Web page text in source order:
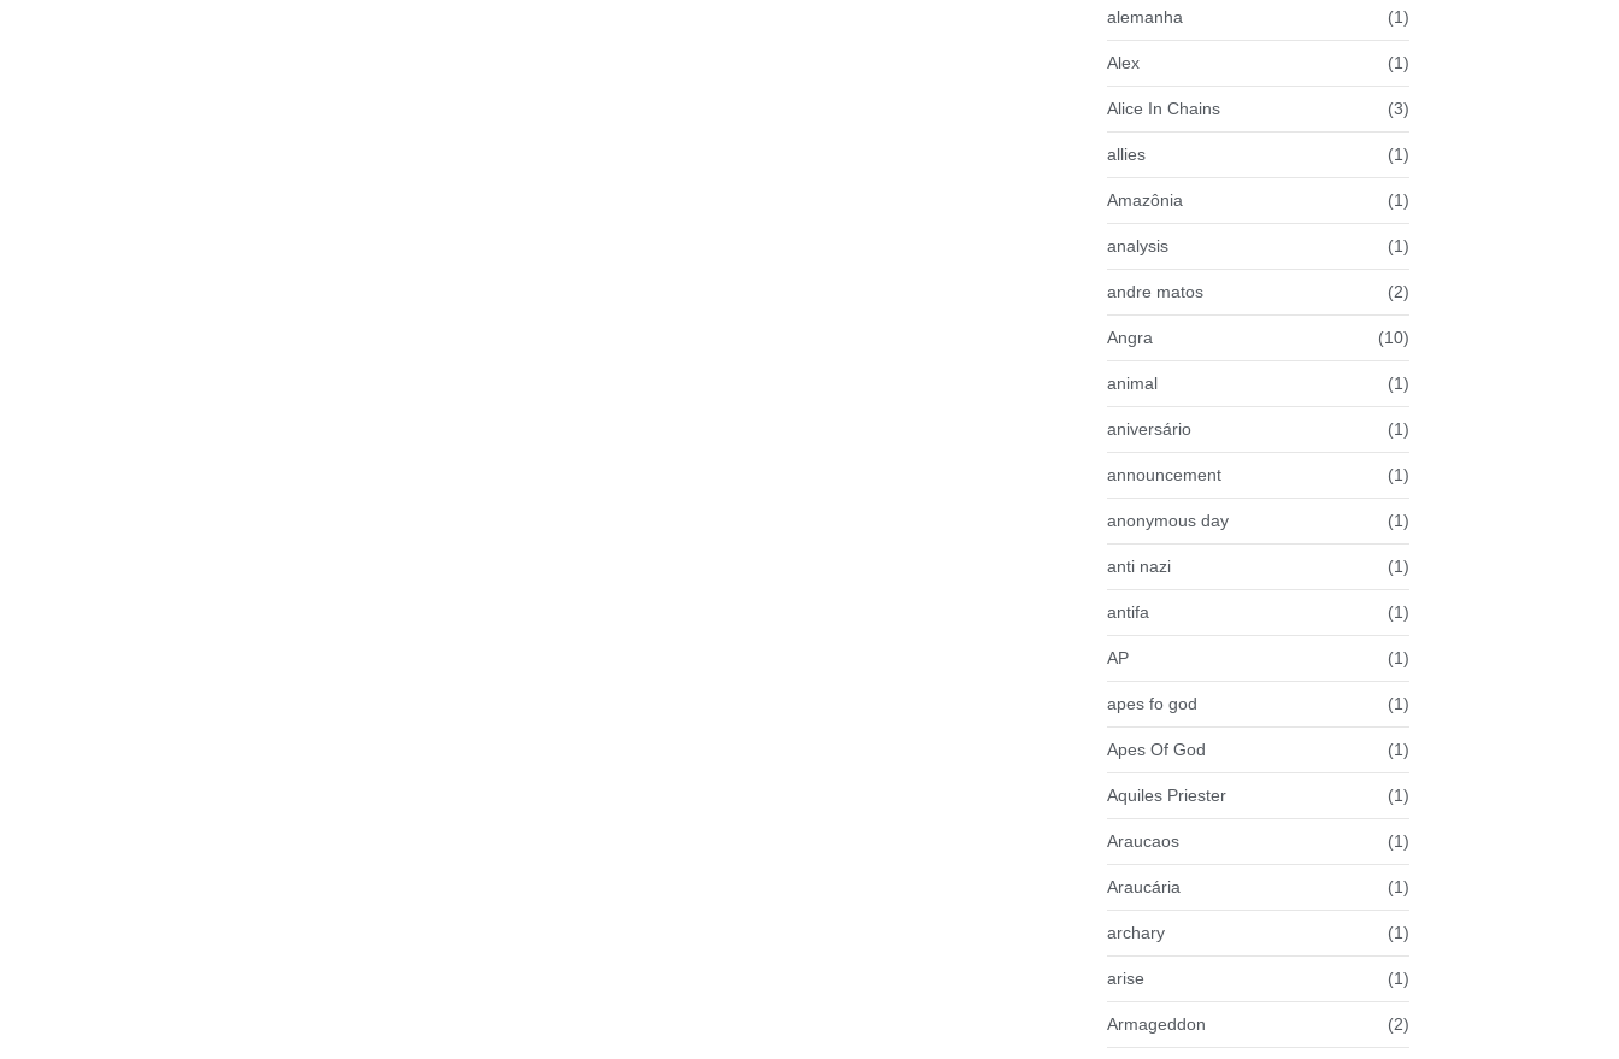
alemanha (1)
Alex (1)
Alice In Chains (3)
allies (1)
Amazônia (1)
analysis (1)
andre matos (2)
Angra (10)
animal (1)
aniversário (1)
announcement (1)
anonymous day (1)
anti nazi (1)
antifa (1)
AP (1)
apes fo god (1)
Apes Of God (1)
Aquiles Priester (1)
Araucaos (1)
Araucária (1)
archary (1)
arise (1)
Armageddon (2)